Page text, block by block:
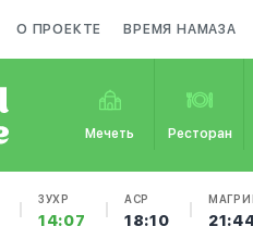
О ПРОЕКТЕ ВРЕМЯ НАМАЗА
Мечеть Ресторан
ЗУХР
14:07
АСР
18:10